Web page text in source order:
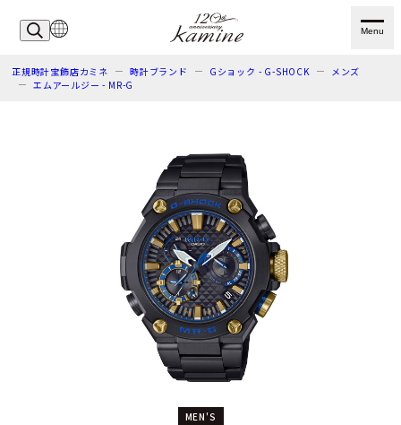
Menu
正規時計宝飾店カミネ 時計ブランド Gショック - G-SHOCK
メンズ
エムアールジー - MR-G
MEN'S